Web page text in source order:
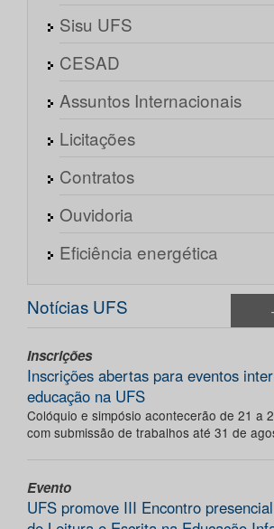
Sisu UFS
CESAD
Assuntos Internacionais
Licitações
Contratos
Ouvidoria
Eficiência energética
Notícias UFS
Inscrições
Inscrições abertas para eventos
educação na UFS
Colóquio e simpósio acontecerão de 21 a
com submissão de trabalhos até 31 de
Evento
UFS promove III Encontro